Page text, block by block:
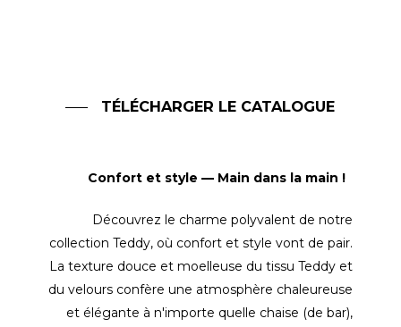
TÉLÉCHARGER LE CATALOGUE
Confort et style — Main dans la main !
Découvrez le charme polyvalent de notre
collection Teddy, où confort et style vont de pair.
La texture douce et moelleuse du tissu Teddy et
du velours confère une atmosphère chaleureuse
et élégante à n'importe quelle chaise (de bar),